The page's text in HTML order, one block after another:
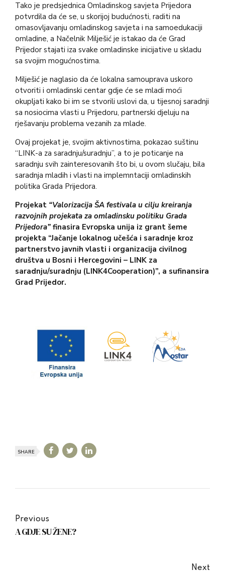
Tako je predsjednica Omladinskog savjeta Prijedora
potvrdila da će se, u skorijoj budućnosti, raditi na
omasovljavanju omladinskog savjeta i na samoedukaciji
omladine, a Načelnik Milješić je istakao da će Grad
Prijedor stajati iza svake omladinske inicijative u skladu
sa svojim mogućnostima.
Milješić je naglasio da će lokalna samouprava uskoro
otvoriti i omladinski centar gdje će se mladi moći
okupljati kako bi im se stvorili uslovi da, u tijesnoj saradnji
sa nosiocima vlasti u Prijedoru, partnerski djeluju na
rješavanju problema vezanih za mlade.
Ovaj projekat je, svojim aktivnostima, pokazao suštinu
“LINK-a za saradnju/suradnju”, a to je poticanje na
saradnju svih zainteresovanih što bi, u ovom slučaju, bila
saradnja mladih i vlasti na implemntaciji omladinskih
politika Grada Prijedora.
Projekat “Valorizacija ŠA festivala u cilju kreiranja
razvojnih projekata za omladinsku politiku Grada
Prijedora” finasira Evropska unija iz grant šeme
projekta “Jačanje lokalnog učešća i saradnje kroz
partnerstvo javnih vlasti i organizacija civilnog
društva u Bosni i Hercegovini – LINK za
saradnju/suradnju (LINK4Cooperation)”, a sufinansira
Grad Prijedor.
SHARE
Previous
A GDJE SU ŽENE?
Next